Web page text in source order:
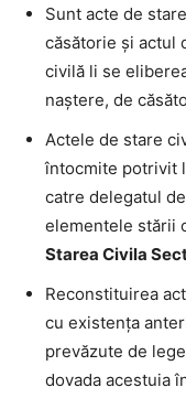
Sunt acte de
căsătorie și actul
civilă li se
naștere, de
Actele de stare
întocmite potrivit
catre delegatul
elementele stării
Starea Civila
Reconstituirea
cu existența
prevăzute de
dovada acestuia